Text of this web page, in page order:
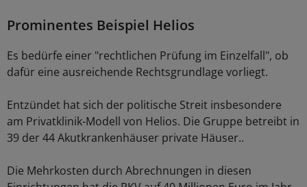
Prominentes Beispiel Helios
Es bedürfe einer "rechtlichen Prüfung im Einzelfall", ob
dafür eine ausreichende Rechtsgrundlage vorliegt.
Entzündet hat sich der politische Streit insbesondere
am Privatklinik-Modell von Helios. Die Gruppe betreibt in
39 der 44 Akutkrankenhäuser private Häuser..
Die Mehrkosten durch Abrechnungen in diesen